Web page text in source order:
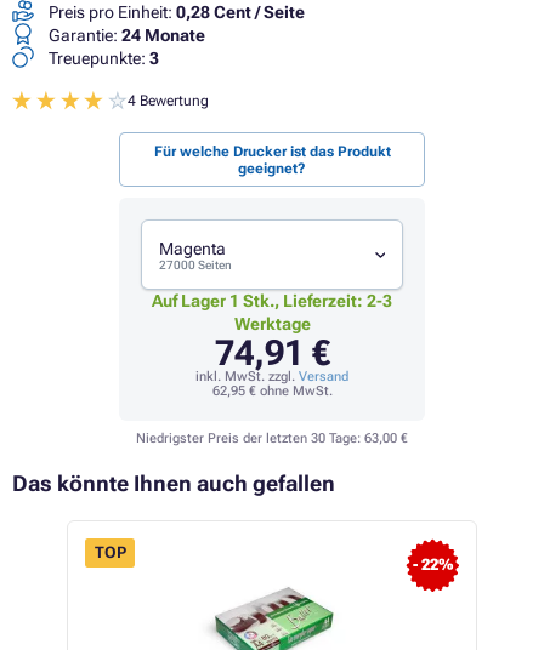
Preis pro Einheit: 0,28 Cent / Seite
Garantie: 24 Monate
Treuepunkte: 3
4 Bewertung
Für welche Drucker ist das Produkt
geeignet?
Magenta
27000 Seiten
Auf Lager 1 Stk., Lieferzeit: 2-3
Werktage
74,91 €
inkl. MwSt. zzgl. Versand
62,95 €ohne MwSt.
Niedrigster Preis der letzten 30 Tage: 63,00 €
Das könnte Ihnen auch gefallen
- 22%
TOP